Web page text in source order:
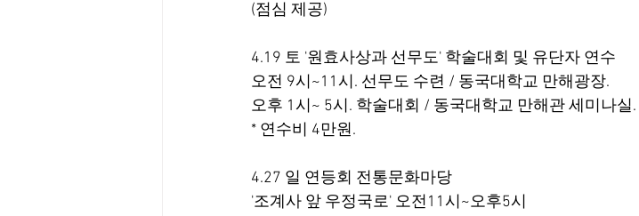
(점심 제공)
4.19 토 '원효사상과 선무도' 학술대회 및 유단자 연수
오전 9시~11시. 선무도 수련 / 동국대학교 만해광장.
오후 1시~ 5시. 학술대회 / 동국대학교 만해관 세미나실.
* 연수비 4만원.
4.27 일 연등회 전통문화마당
'조계사 앞 우정국로' 오전11시~오후5시